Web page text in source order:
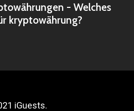
- Welches
kryptowährung?
iGuests.